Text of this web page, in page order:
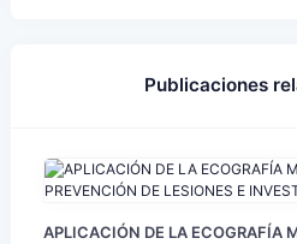
Publicaciones
APLICACIÓN DE LA ECOGRAFÍA